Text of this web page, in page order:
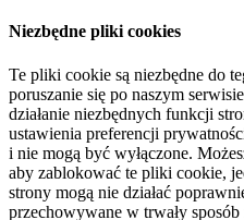
Niezbędne pliki cookies
Te pliki cookie są niezbędne do
poruszanie się po naszym
działanie niezbędnych funkcji
ustawienia preferencji
i nie mogą być wyłączone.
aby zablokować te pliki cookie,
strony mogą nie działać
przechowywane w trwały